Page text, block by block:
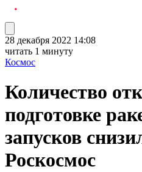
28 декабря 2022 14:08
читать 1 минуту
Космос
Количество
подготовке
запусков
Роскосмос